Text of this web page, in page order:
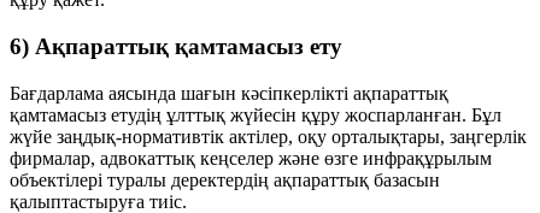
6) Ақпараттық қамтамасыз ету
Бағдарлама аясында шағын кәсіпкерлікті ақпараттық
қамтамасыз етудің ұлттық жүйесін құру жоспарланған. Бұл
жүйе заңдық-нормативтік актілер, оқу орталықтары, заңгерлік
фирмалар, адвокаттық кеңселер және өзге инфрақұрылым
объектілері туралы деректердің ақпараттық базасын
қалыптастыруға тиіс.